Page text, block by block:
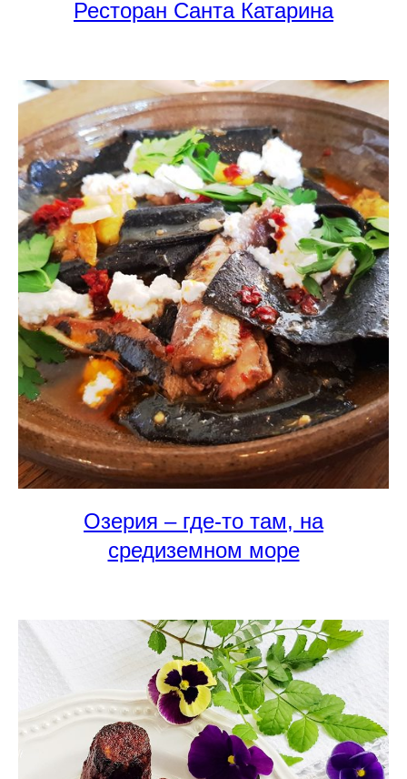
Ресторан Санта Катарина
Озерия – где-то там, на
средиземном море